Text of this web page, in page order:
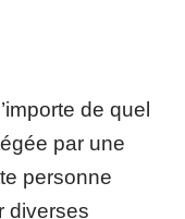
de quel
par une
personne
diverses